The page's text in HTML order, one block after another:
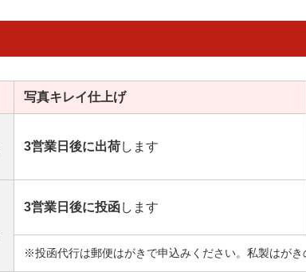
写真キレイ仕上げ
3営業日後に出荷します
3営業日後に投函します
※投函代行は郵便はがきで申込みください。私製はがき